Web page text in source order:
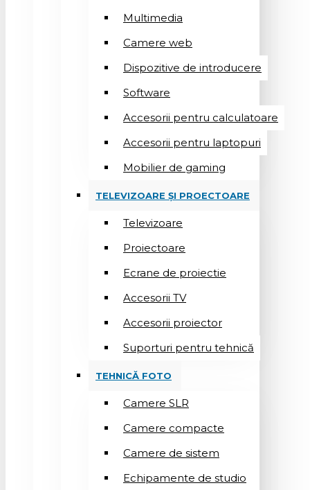
Multimedia
Camere web
Dispozitive de introducere
Software
Accesorii pentru calculatoare
Accesorii pentru laptopuri
Mobilier de gaming
TELEVIZOARE ȘI PROECTOARE
Televizoare
Proiectoare
Ecrane de proiectie
Accesorii TV
Accesorii proiector
Suporturi pentru tehnică
TEHNICĂ FOTO
Camere SLR
Camere compacte
Camere de sistem
Echipamente de studio